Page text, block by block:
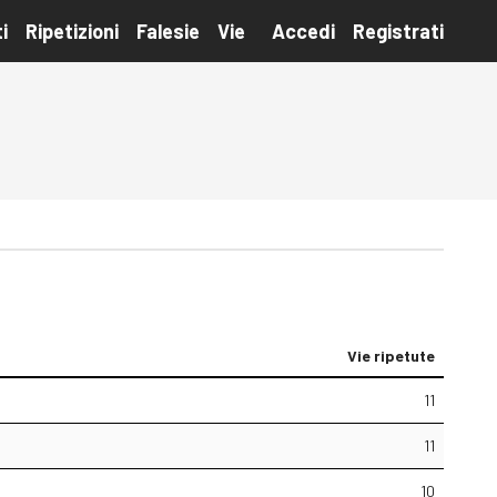
Ripetizioni Falesie Vie Accedi Registrati
Vie ripetute
11
11
10